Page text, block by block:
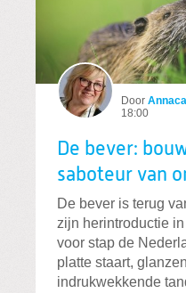
Door
18:00
De bever:
saboteur van
De bever is terug
zijn herintroductie
voor stap de
platte staart,
indrukwekkende